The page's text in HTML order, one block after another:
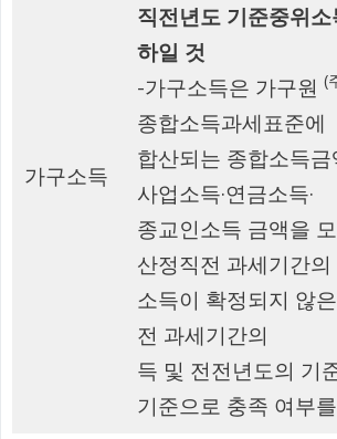
가구소득
직전년도 기준중위
하일 것
-가구소득은 가구원 (
종합소득과세표준에
합산되는 종합소득
사업소득·연금소득·
종교인소득 금액을
산정직전 과세기간의
소득이 확정되지 않
전 과세기간의
득 및 전전년도의 기
기준으로 충족 여부